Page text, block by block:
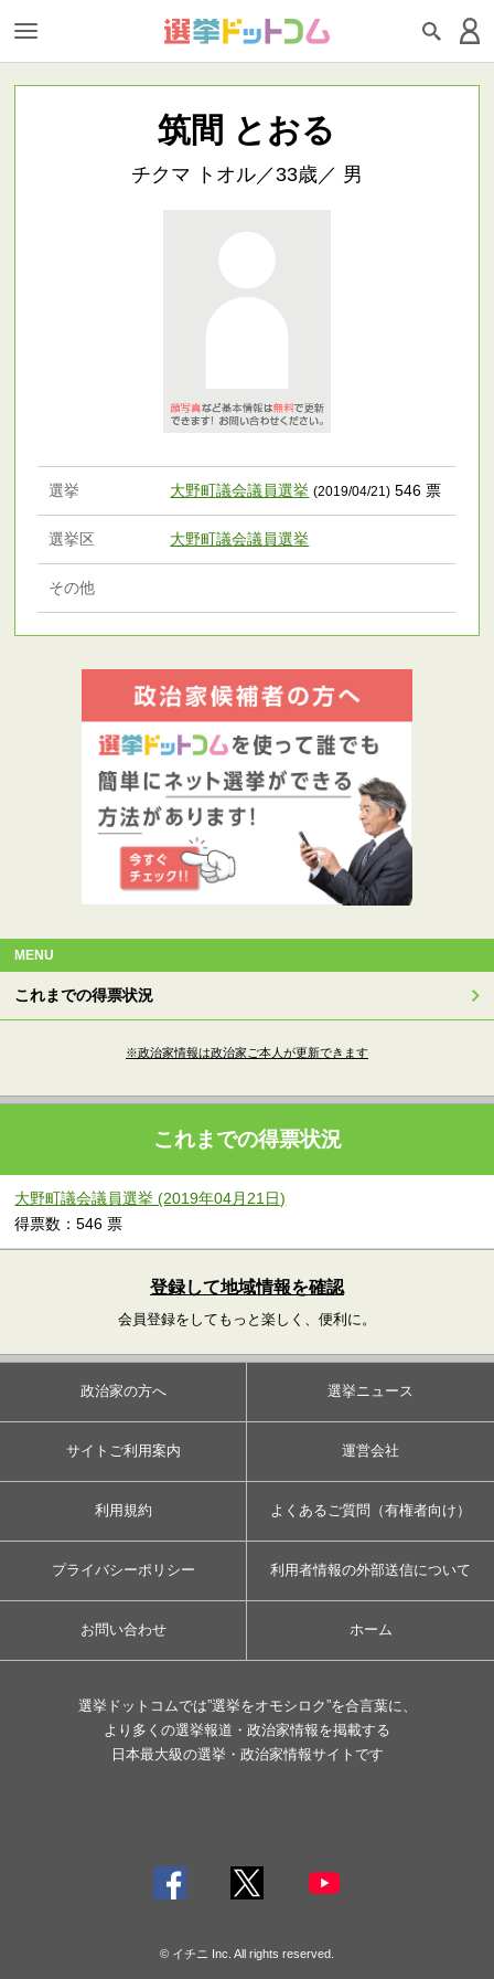
筑間 とおる
チクマ トオル／33歳／ 男
選挙 大野町議会議員選挙 (2019/04/21) 546 票
選挙区 大野町議会議員選挙
その他
MENU
これまでの得票状況
※政治家情報は政治家ご本人が更新できます
これまでの得票状況
大野町議会議員選挙 (2019年04月21日)
得票数：546 票
登録して地域情報を確認
会員登録をしてもっと楽しく、便利に。
政治家の方へ 選挙ニュース
サイトご利用案内 運営会社
利用規約 よくあるご質問（有権者向け）
プライバシーポリシー 利用者情報の外部送信について
お問い合わせ ホーム
選挙ドットコムでは”選挙をオモシロク”を合言葉に、
より多くの選挙報道・政治家情報を掲載する
日本最大級の選挙・政治家情報サイトです
© イチニ Inc. All rights reserved.